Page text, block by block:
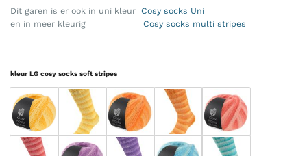
Dit garen is er ook in uni kleur Cosy socks Uni
en in meer kleurig
Cosy socks multi stripes
kleur LG cosy socks soft stripes